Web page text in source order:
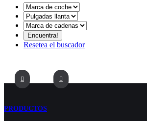
Resetea el buscador
PRODUCTOS